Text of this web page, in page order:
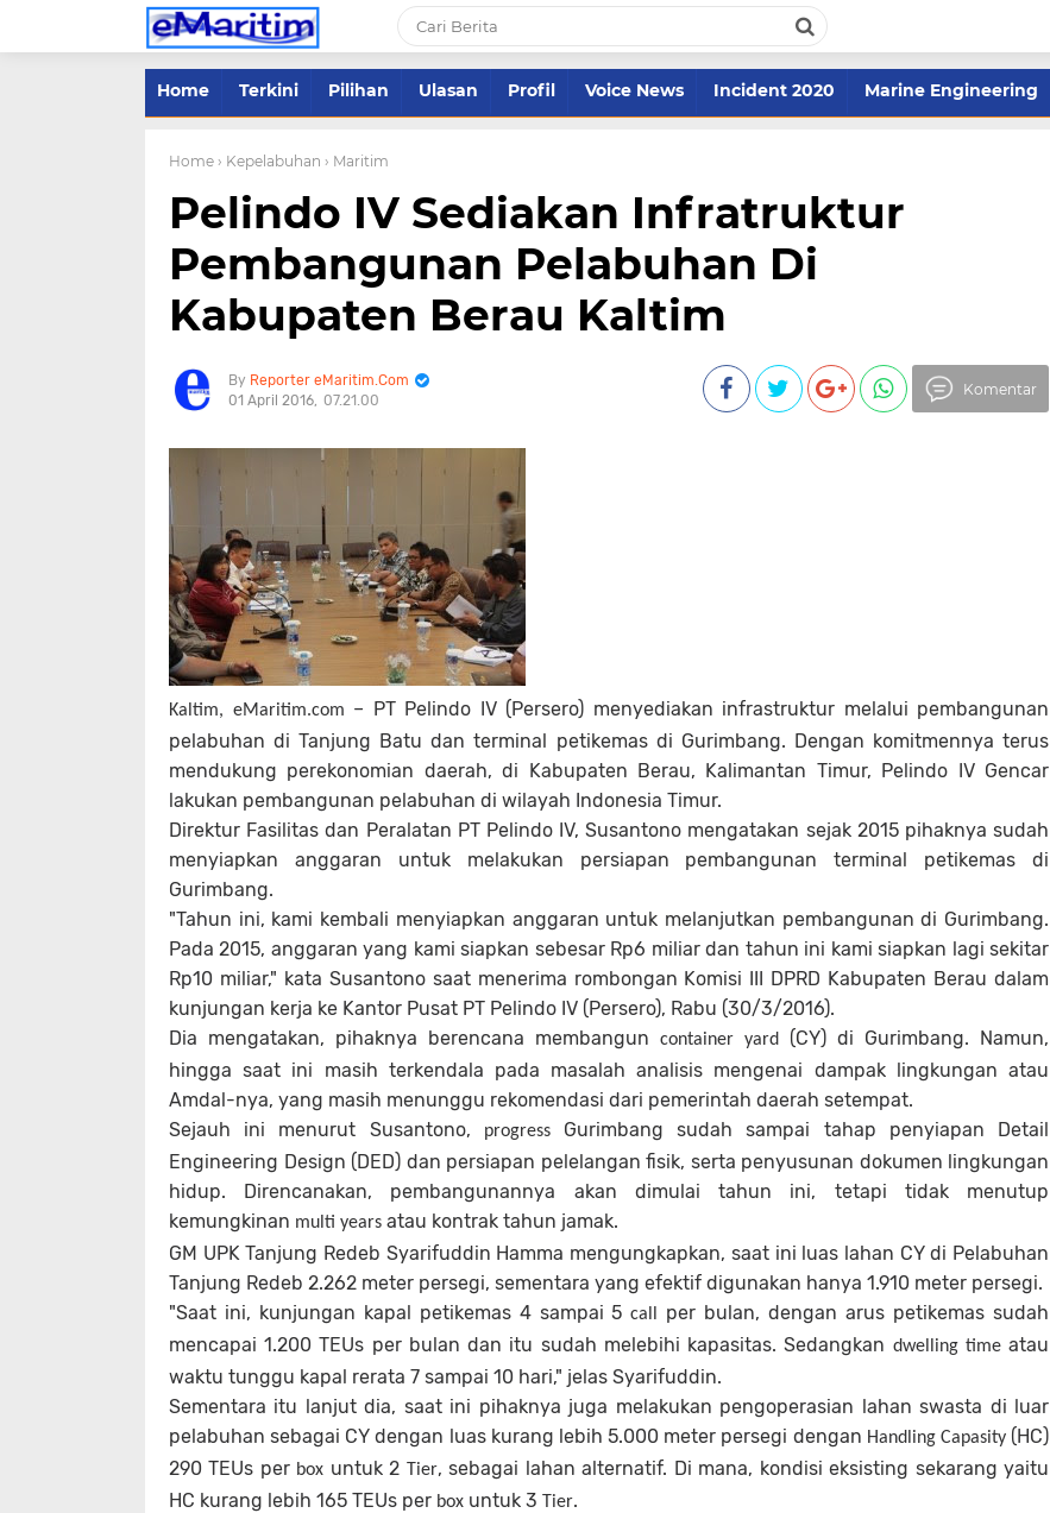
Home Terkini Pilihan Ulasan Profil Voice News Incident 2020 Marine Engineering
Home › Kepelabuhan › Maritim
Pelindo IV Sediakan Infratruktur
Pembangunan Pelabuhan Di
Kabupaten Berau Kaltim
Reporter eMaritim.Com
01 April 2016 07.21.00
Komentar
Kaltim, eMaritim.com – PT Pelindo IV (Persero) menyediakan infrastruktur melalui pembangunan
pelabuhan di Tanjung Batu dan terminal petikemas di Gurimbang. Dengan komitmennya terus
mendukung perekonomian daerah, di Kabupaten Berau, Kalimantan Timur, Pelindo IV Gencar
lakukan pembangunan pelabuhan di wilayah Indonesia Timur.
Direktur Fasilitas dan Peralatan PT Pelindo IV, Susantono mengatakan sejak 2015 pihaknya sudah
menyiapkan anggaran untuk melakukan persiapan pembangunan terminal petikemas di
Gurimbang.
"Tahun ini, kami kembali menyiapkan anggaran untuk melanjutkan pembangunan di Gurimbang.
Pada 2015, anggaran yang kami siapkan sebesar Rp6 miliar dan tahun ini kami siapkan lagi sekitar
Rp10 miliar," kata Susantono saat menerima rombongan Komisi III DPRD Kabupaten Berau dalam
kunjungan kerja ke Kantor Pusat PT Pelindo IV (Persero), Rabu (30/3/2016).
Dia mengatakan, pihaknya berencana membangun container yard
(CY) di Gurimbang. Namun,
hingga saat ini masih terkendala pada masalah analisis mengenai dampak lingkungan atau
Amdal-nya, yang masih menunggu rekomendasi dari pemerintah daerah setempat.
Sejauh ini menurut Susantono,
progressGurimbang sudah sampai tahap penyiapan Detail
Engineering Design (DED) dan persiapan pelelangan fisik, serta penyusunan dokumen lingkungan
hidup. Direncanakan, pembangunannya akan dimulai tahun ini, tetapi tidak menutup
kemungkinan multi years atau kontrak tahun jamak.
GM UPK Tanjung Redeb Syarifuddin Hamma mengungkapkan, saat ini luas lahan CY di Pelabuhan
Tanjung Redeb 2.262 meter persegi, sementara yang efektif digunakan hanya 1.910 meter persegi.
"Saat ini, kunjungan kapal petikemas 4 sampai 5call
per bulan, dengan arus petikemas sudah
mencapai 1.200 TEUs per bulan dan itu sudah melebihi kapasitas. Sedangkan dwelling timeatau
waktu tunggu kapal rerata 7 sampai 10 hari," jelas Syarifuddin.
Sementara itu lanjut dia, saat ini pihaknya juga melakukan pengoperasian lahan swasta di luar
pelabuhan sebagai CY dengan luas kurang lebih 5.000 meter persegi dengan Handling Capasity(HC)
290 TEUs per box untuk 2 Tier, sebagai lahan alternatif. Di mana, kondisi eksisting sekarang yaitu
HC kurang lebih 165 TEUs per box untuk 3 Tier.